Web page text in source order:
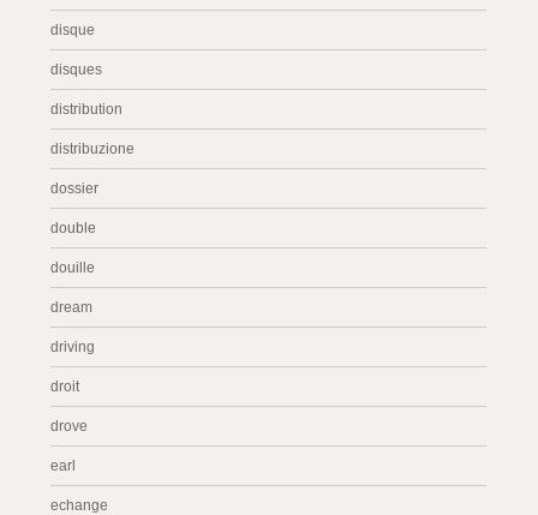
disque
disques
distribution
distribuzione
dossier
double
douille
dream
driving
droit
drove
earl
echange